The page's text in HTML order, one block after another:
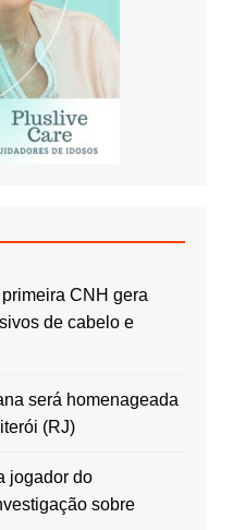
CNH gera
de cabelo e
será homenageada
(RJ)
jogador do
sobre